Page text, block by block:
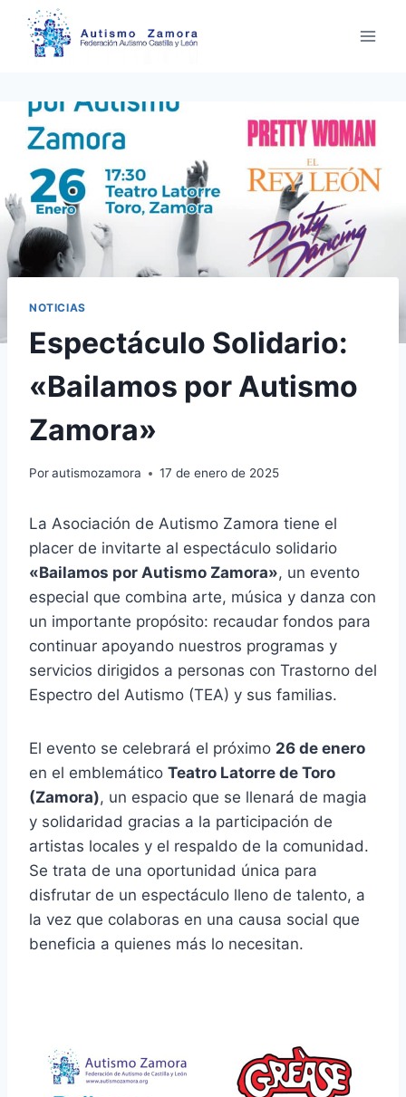
Saltar
contenido
NOTICIAS
Espectáculo Solidario:
«Bailamos por Autismo
Zamora»
Porautismozamora 17 de enero de 2025
La Asociación de Autismo Zamora tiene el
placer de invitarte al espectáculo solidario
«Bailamos por Autismo Zamora», un evento
especial que combina arte, música y danza con
un importante propósito: recaudar fondos para
continuar apoyando nuestros programas y
servicios dirigidos a personas con Trastorno del
Espectro del Autismo (TEA) y sus familias.
El evento se celebrará el próximo 26 de enero
en el emblemático Teatro Latorre de Toro
(Zamora), un espacio que se llenará de magia
y solidaridad gracias a la participación de
artistas locales y el respaldo de la comunidad.
Se trata de una oportunidad única para
disfrutar de un espectáculo lleno de talento, a
la vez que colaboras en una causa social que
beneficia a quienes más lo necesitan.